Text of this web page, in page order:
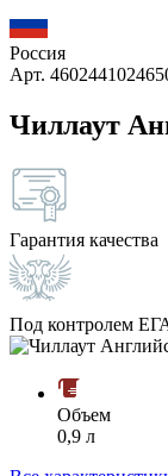
Россия
Арт.
Чиллаут
Гарантия качества
Под контролем
Объем
0,9 л